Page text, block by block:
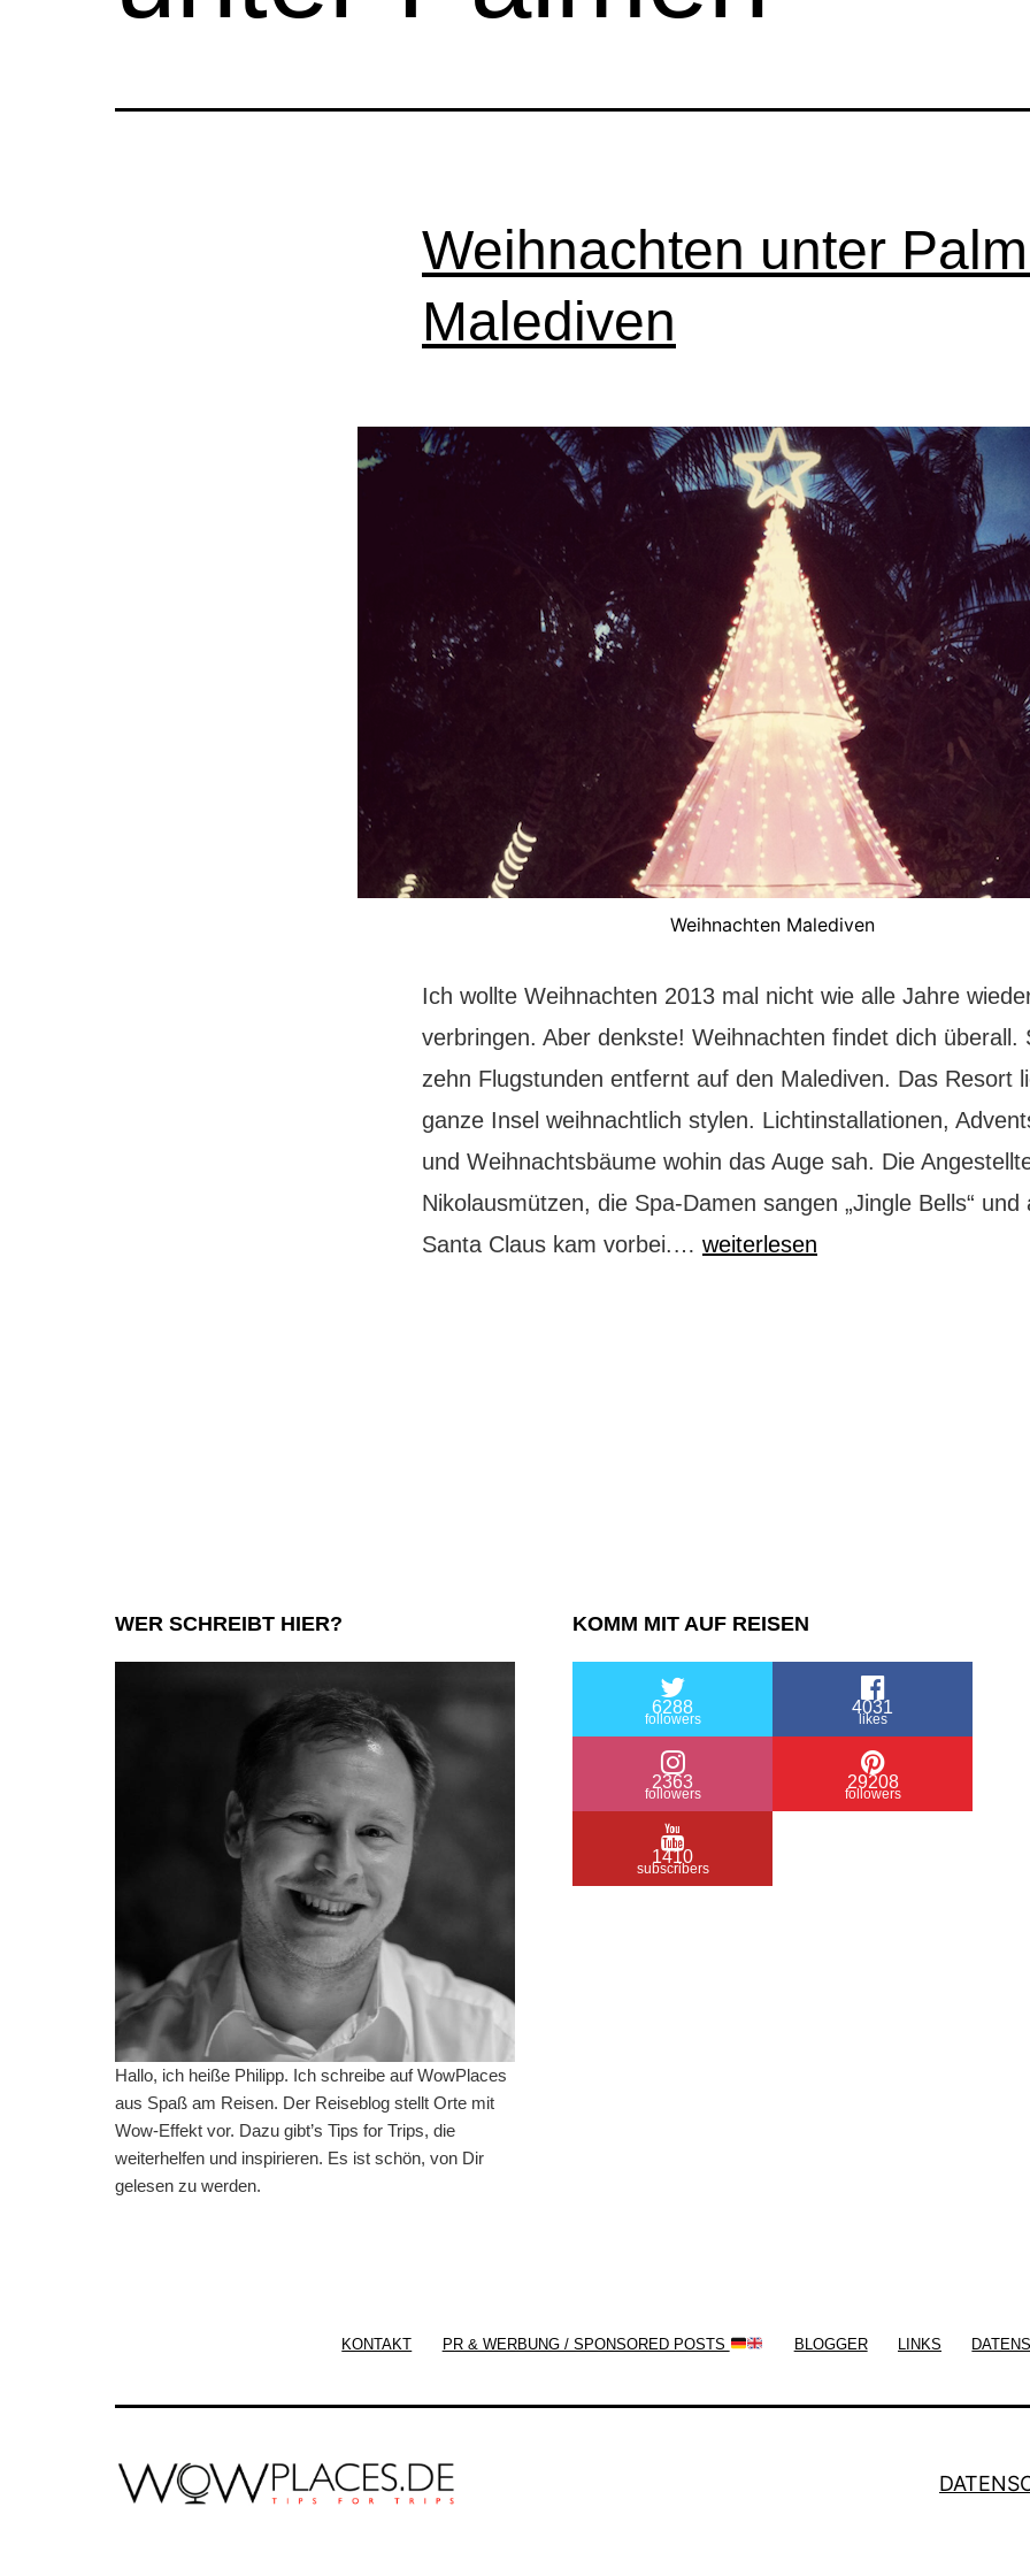
Weihnachten unter
Malediven
Weihnachten Malediven
Ich wollte Weihnachten 2013 mal nicht wie alle Jahre
verbringen. Aber denkste! Weihnachten findet dich überall.
zehn Flugstunden entfernt auf den Malediven. Das Resort
ganze Insel weihnachtlich stylen. Lichtinstallationen,
und Weihnachtsbäume wohin das Auge sah. Die
Nikolausmützen, die Spa-Damen sangen „Jingle Bells“ und
Santa Claus kam vorbei.… Weihnachten
weiterlesen
WER SCHREIBT HIER?
Hallo, ich heiße Philipp. Ich schreibe auf WowPlaces
aus Spaß am Reisen. Der Reiseblog stellt Orte mit
Wow-Effekt vor. Dazu gibt’s Tips for Trips, die
weiterhelfen und inspirieren. Es ist schön, von Dir
gelesen zu werden.
KOMM MIT AUF REISEN
6288
followers
4031
likes
2363
followers
29208
followers
1410
subscribers
KONTAKT PR & WERBUNG / SPONSORED POSTS BLOGGER LINKS